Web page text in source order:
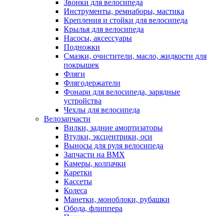
Звонки для велосипеда
Инструменты, ремнаборы, мастика
Крепления и стойки для велосипеда
Крылья для велосипеда
Насосы, аксессуары
Подножки
Смазки, очистители, масло, жидкости для
покрышек
Фляги
Флягодержатели
Фонари для велосипеда, зарядные
устройства
Чехлы для велосипеда
Велозапчасти
Вилки, задние амортизаторы
Втулки, эксцентрики, оси
Выносы для руля велосипеда
Запчасти на BMX
Камеры, колпачки
Каретки
Кассеты
Колеса
Манетки, моноблоки, рубашки
Обода, флиппера